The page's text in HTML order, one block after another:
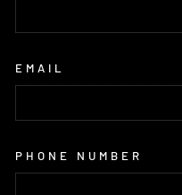
EMAIL
PHONE NUMBER